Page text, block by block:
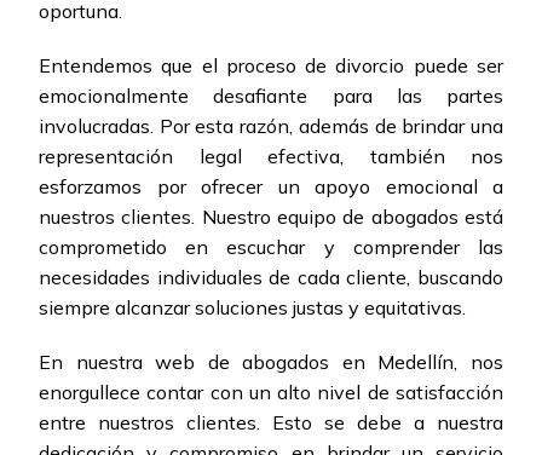
oportuna.
Entendemos que el proceso de divorcio puede ser
emocionalmente desafiante para las partes
involucradas. Por esta razón, además de brindar una
representación legal efectiva, también nos
esforzamos por ofrecer un apoyo emocional a
nuestros clientes. Nuestro equipo de abogados está
comprometido en escuchar y comprender las
necesidades individuales de cada cliente, buscando
siempre alcanzar soluciones justas y equitativas.
En nuestra web de abogados en Medellín, nos
enorgullece contar con un alto nivel de satisfacción
entre nuestros clientes. Esto se debe a nuestra